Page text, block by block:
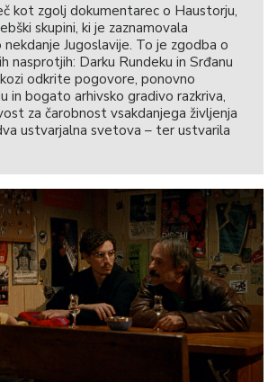
kot zgolj dokumentarec o Haustorju,
skupini, ki je zaznamovala
Jugoslavije. To je zgodba o
nasprotjih: Darku Rundeku in Srđanu
odkrite pogovore, ponovno
in bogato arhivsko gradivo razkriva,
za čarobnost vsakdanjega življenja
ustvarjalna svetova – ter ustvarila